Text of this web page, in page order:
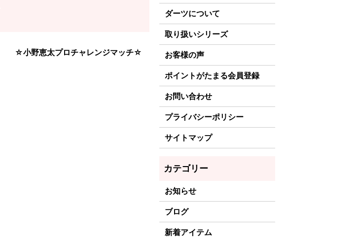
☆小野恵太プロチャレンジマッチ☆
ダーツについて
取り扱いシリーズ
お客様の声
ポイントがたまる会員登録
お問い合わせ
プライバシーポリシー
サイトマップ
お知らせ
ブログ
新着アイテム